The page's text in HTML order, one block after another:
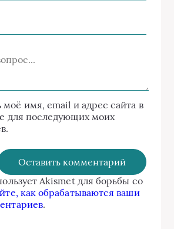
моё имя, email и адрес сайта в
для последующих моих
Akismet для борьбы со
как обрабатываются ваши
.